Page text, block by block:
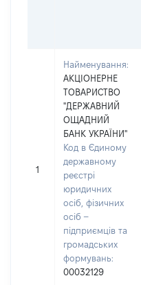
1
Найменування:
АКЦІОНЕРНЕ
ТОВАРИСТВО
"ДЕРЖАВНИЙ
ОЩАДНИЙ
БАНК УКРАЇНИ"
Код в Єдиному
державному
реєстрі
юридичних
осіб, фізичних
осіб –
підприємців та
громадських
формувань:
00032129